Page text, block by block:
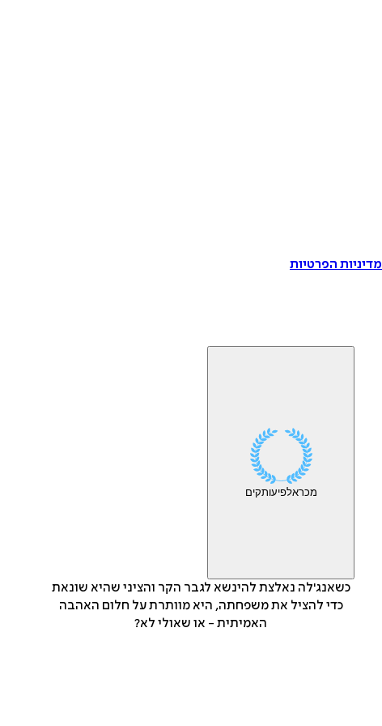
הפרטיות
מכראלפיעותקים
כשאנג'לה נאלצת להינשא לגבר הקר והציני שהיא שונאת
כדי להציל את משפחתה, היא מוותרת על חלום האהבה
האמיתית - או שאולי לא?